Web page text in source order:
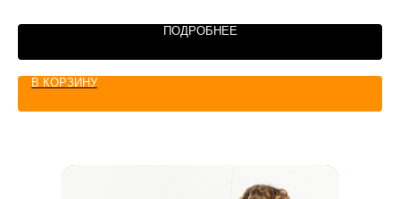
ПОДРОБНЕЕ
В КОРЗИНУ
+7 347 225 70 75